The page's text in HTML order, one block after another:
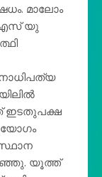
മാലോം
എസ്‌ യു
ഇടതുപക്ഷ
യോഗം
യൂത്ത്